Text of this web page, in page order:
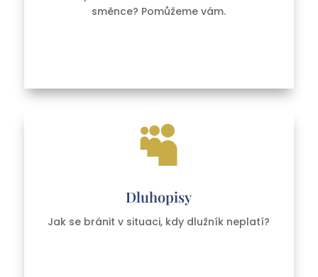
směnce? Pomůžeme vám.

Dluhopisy
Jak se bránit v situaci, kdy dlužník neplatí?